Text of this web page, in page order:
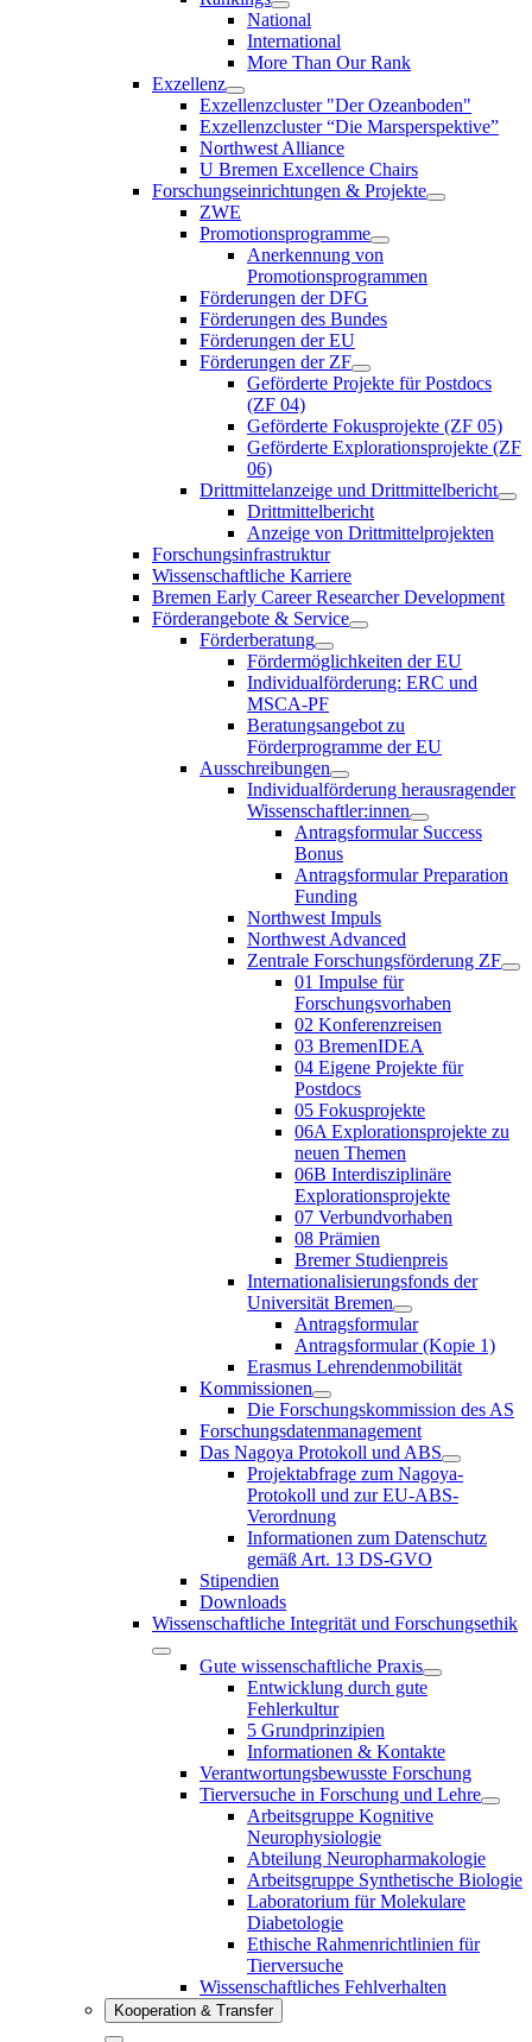
National
International
More Than Our Rank
Exzellenz
Exzellenzcluster "Der Ozeanboden"
Exzellenzcluster “Die Marsperspektive”
Northwest Alliance
U Bremen Excellence Chairs
Forschungseinrichtungen & Projekte
ZWE
Promotionsprogramme
Anerkennung von
Promotionsprogrammen
Förderungen der DFG
Förderungen des Bundes
Förderungen der EU
Förderungen der ZF
Geförderte Projekte für Postdocs
(ZF 04)
Geförderte Fokusprojekte (ZF 05)
Geförderte Explorationsprojekte (ZF
06)
Drittmittelanzeige und Drittmittelbericht
Drittmittelbericht
Anzeige von Drittmittelprojekten
Forschungsinfrastruktur
Wissenschaftliche Karriere
Bremen Early Career Researcher Development
Förderangebote & Service
Förderberatung
Fördermöglichkeiten der EU
Individualförderung: ERC und
MSCA-PF
Beratungsangebot zu
Förderprogramme der EU
Ausschreibungen
Individualförderung herausragender
Wissenschaftler:innen
Antragsformular Success
Bonus
Antragsformular Preparation
Funding
Northwest Impuls
Northwest Advanced
Zentrale Forschungsförderung ZF
01 Impulse für
Forschungsvorhaben
02 Konferenzreisen
03 BremenIDEA
04 Eigene Projekte für
Postdocs
05 Fokusprojekte
06A Explorationsprojekte zu
neuen Themen
06B Interdisziplinäre
Explorationsprojekte
07 Verbundvorhaben
08 Prämien
Bremer Studienpreis
Internationalisierungsfonds der
Universität Bremen
Antragsformular
Antragsformular (Kopie 1)
Erasmus Lehrendenmobilität
Kommissionen
Die Forschungskommission des AS
Forschungsdatenmanagement
Das Nagoya Protokoll und ABS
Projektabfrage zum Nagoya-
Protokoll und zur EU-ABS-
Verordnung
Informationen zum Datenschutz
gemäß Art. 13 DS-GVO
Stipendien
Downloads
Wissenschaftliche Integrität und Forschungsethik
Gute wissenschaftliche Praxis
Entwicklung durch gute
Fehlerkultur
5 Grundprinzipien
Informationen & Kontakte
Verantwortungsbewusste Forschung
Tierversuche in Forschung und Lehre
Arbeitsgruppe Kognitive
Neurophysiologie
Abteilung Neuropharmakologie
Arbeitsgruppe Synthetische Biologie
Laboratorium für Molekulare
Diabetologie
Ethische Rahmenrichtlinien für
Tierversuche
Wissenschaftliches Fehlverhalten
Kooperation & Transfer